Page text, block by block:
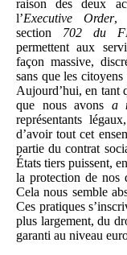
raison des deux
l’Executive Order,
section 702 du
permettent aux
façon massive,
sans que les citoyens
Aujourd’hui, en tant
que nous avons a
représentants
d’avoir tout cet
partie du contrat
États tiers puissent,
la protection de nos
Cela nous semble
Ces pratiques
plus largement, du
garanti au niveau